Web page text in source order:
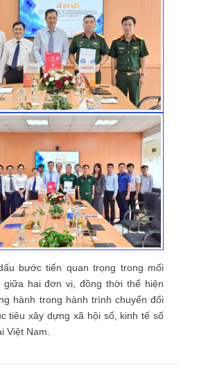
bước tiến quan trọng trong mối
hai đơn vị, đồng thời thể hiện
hành trong hành trình chuyển đổi
tiêu xây dựng xã hội số, kinh tế số
Việt Nam.